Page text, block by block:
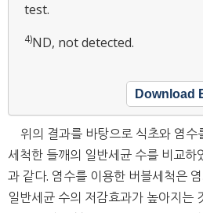
test.
4)ND, not detected.
Download
위의 결과를 바탕으로 식초와 염
세척한 들깨의 일반세균 수를 비교하
과 같다. 염수를 이용한 버블세척은
일반세균 수의 저감효과가 높아지는